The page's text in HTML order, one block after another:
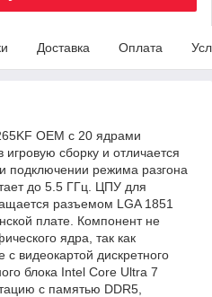
Доставка Оплата
OEM с 20 ядрами
игровую сборку и отличается
подключении режима разгона
до 5.5 ГГц. ЦПУ для
разъемом LGA 1851
плате. Компонент не
ядра, так как
с видеокартой дискретного
блока Intel Core Ultra 7
с памятью DDR5,